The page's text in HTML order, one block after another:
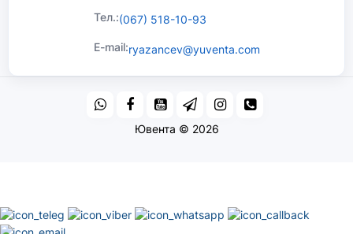
Тел.:(067) 518-10-93
E-mail:ryazancev@yuventa.com
Ювента © 2026